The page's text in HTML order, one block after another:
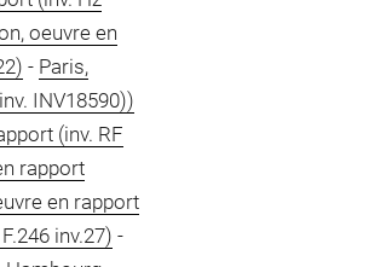
oeuvre en
- Paris,
INV18590))
(inv. RF
rapport
en rapport
inv.27) -